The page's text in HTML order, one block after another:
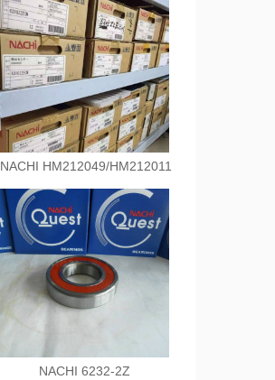
NACHI HM212049/HM212011
NACHI 6232-2Z